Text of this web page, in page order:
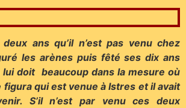
ans qu’il n’est pas venu chez
les arènes puis fêté ses dix ans
lui doit beaucoup dans la mesure où
figura qui est venue à Istres et il avait
S’il n’est par venu ces deux